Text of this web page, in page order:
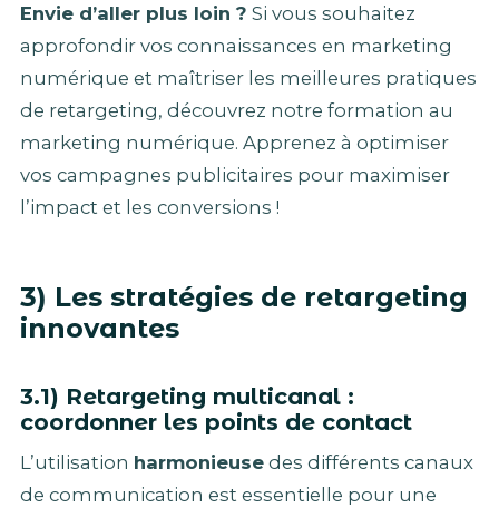
Envie d’aller plus loin ? Si vous souhaitez
approfondir vos connaissances en marketing
numérique et maîtriser les meilleures pratiques
de retargeting, découvrez notre formation au
marketing numérique. Apprenez à optimiser
vos campagnes publicitaires pour maximiser
l’impact et les conversions !
3) Les stratégies de retargeting
innovantes
3.1) Retargeting multicanal :
coordonner les points de contact
L’utilisation harmonieuse des différents canaux
de communication est essentielle pour une